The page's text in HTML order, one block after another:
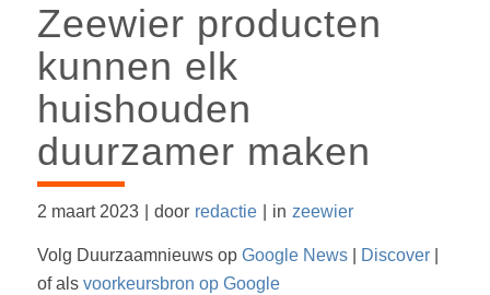
Zeewier producten
kunnen elk
huishouden
duurzamer maken
2 maart 2023 door redactie in zeewier
Volg Duurzaamnieuws op Google News| Discover|
of als voorkeursbron op Google